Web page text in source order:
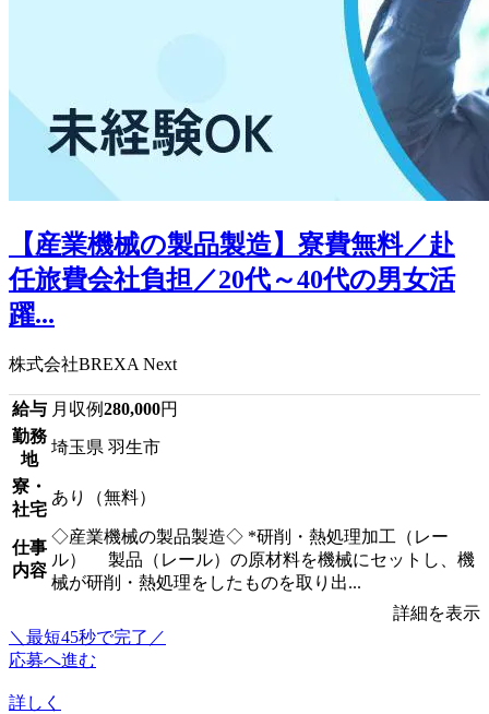
【産業機械の製品製造】寮費無料／赴
任旅費会社負担／20代～40代の男女活
躍...
株式会社BREXA Next
給与 月収例280,000円
勤務
地
埼玉県 羽生市
寮・
社宅
あり（無料）
仕事
内容
◇産業機械の製品製造◇ *研削・熱処理加工（レー
ル） 製品（レール）の原材料を機械にセットし、機
械が研削・熱処理をしたものを取り出...
詳細を表示
＼最短45秒で完了／
応募へ進む
詳しく